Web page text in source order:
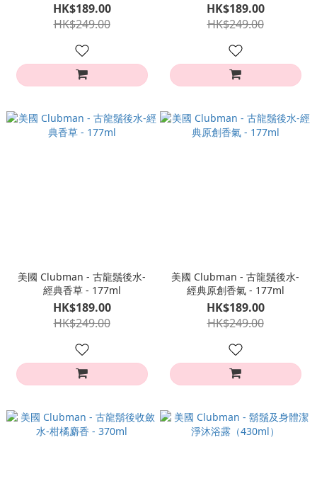
HK$189.00
HK$249.00
HK$189.00
HK$249.00
美國 Clubman - 古龍鬚後水-
經典香草 - 177ml
HK$189.00
HK$249.00
美國 Clubman - 古龍鬚後水-
經典原創香氣 - 177ml
HK$189.00
HK$249.00